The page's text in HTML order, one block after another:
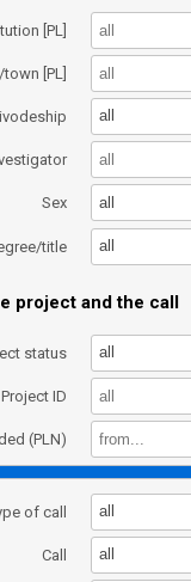
[PL]
[PL]
all
Sex all
title all
project and the call
status all
Project ID
(PLN)
of call all
Call all